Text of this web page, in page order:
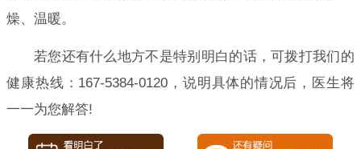
燥、温暖。
若您还有什么地方不是特别明白的话，可拨打我们的
健康热线：167-5384-0120，说明具体的情况后，医生将
一一为您解答!